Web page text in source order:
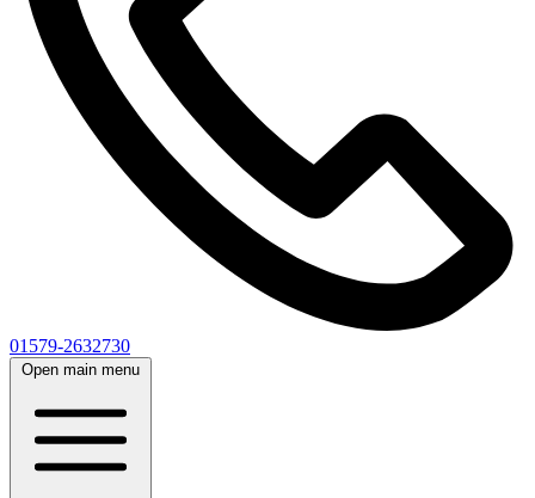
01579-2632730
Open main menu